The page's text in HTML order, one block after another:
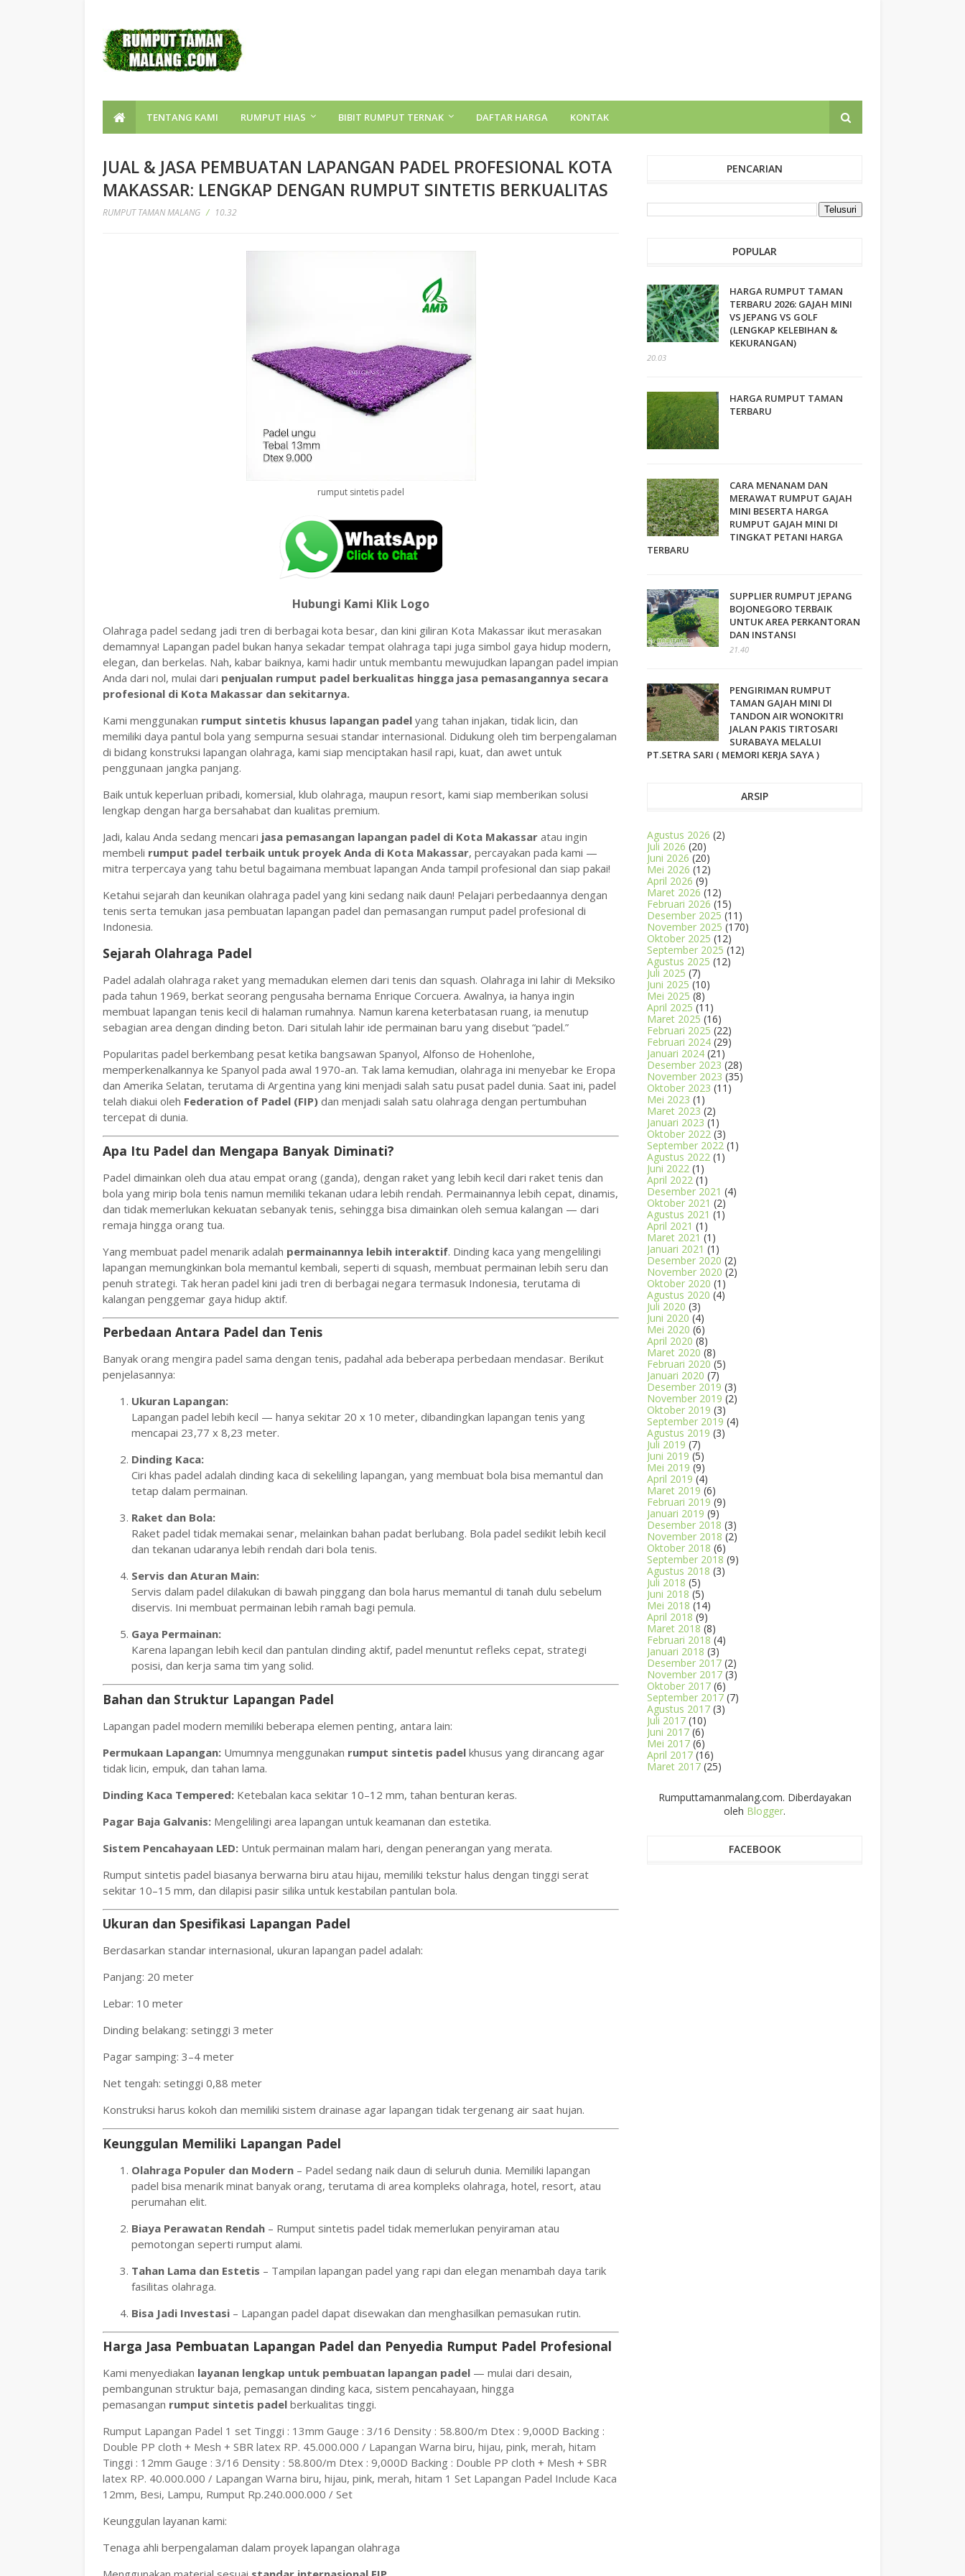
TENTANG KAMI RUMPUT HIAS BIBIT RUMPUT TERNAK DAFTAR HARGA KONTAK
JUAL & JASA PEMBUATAN LAPANGAN PADEL PROFESIONAL KOTA
MAKASSAR: LENGKAP DENGAN RUMPUT SINTETIS BERKUALITAS
RUMPUT TAMAN MALANG / 10.32
rumput sintetis padel
Hubungi Kami Klik Logo
Olahraga padel sedang jadi tren di berbagai kota besar, dan kini giliran Kota Makassar ikut merasakan
demamnya! Lapangan padel bukan hanya sekadar tempat olahraga tapi juga simbol gaya hidup modern,
elegan, dan berkelas. Nah, kabar baiknya, kami hadir untuk membantu mewujudkan lapangan padel impian
Anda dari nol, mulai dari penjualan rumput padel berkualitas hingga jasa pemasangannya secara
profesional di Kota Makassar dan sekitarnya.
Kami menggunakan rumput sintetis khusus lapangan padel yang tahan injakan, tidak licin, dan
memiliki daya pantul bola yang sempurna sesuai standar internasional. Didukung oleh tim berpengalaman
di bidang konstruksi lapangan olahraga, kami siap menciptakan hasil rapi, kuat, dan awet untuk
penggunaan jangka panjang.
Baik untuk keperluan pribadi, komersial, klub olahraga, maupun resort, kami siap memberikan solusi
lengkap dengan harga bersahabat dan kualitas premium.
Jadi, kalau Anda sedang mencari jasa pemasangan lapangan padel di Kota Makassar atau ingin
membeli rumput padel terbaik untuk proyek Anda di Kota Makassar, percayakan pada kami —
mitra terpercaya yang tahu betul bagaimana membuat lapangan Anda tampil profesional dan siap pakai!
Ketahui sejarah dan keunikan olahraga padel yang kini sedang naik daun! Pelajari perbedaannya dengan
tenis serta temukan jasa pembuatan lapangan padel dan pemasangan rumput padel profesional di
Indonesia.
Sejarah Olahraga Padel
Padel adalah olahraga raket yang memadukan elemen dari tenis dan squash. Olahraga ini lahir di Meksiko
pada tahun 1969, berkat seorang pengusaha bernama Enrique Corcuera. Awalnya, ia hanya ingin
membuat lapangan tenis kecil di halaman rumahnya. Namun karena keterbatasan ruang, ia menutup
sebagian area dengan dinding beton. Dari situlah lahir ide permainan baru yang disebut “padel.”
Popularitas padel berkembang pesat ketika bangsawan Spanyol, Alfonso de Hohenlohe,
memperkenalkannya ke Spanyol pada awal 1970-an. Tak lama kemudian, olahraga ini menyebar ke Eropa
dan Amerika Selatan, terutama di Argentina yang kini menjadi salah satu pusat padel dunia. Saat ini, padel
telah diakui oleh Federation of Padel (FIP) dan menjadi salah satu olahraga dengan pertumbuhan
tercepat di dunia.
Apa Itu Padel dan Mengapa Banyak Diminati?
Padel dimainkan oleh dua atau empat orang (ganda), dengan raket yang lebih kecil dari raket tenis dan
bola yang mirip bola tenis namun memiliki tekanan udara lebih rendah. Permainannya lebih cepat, dinamis,
dan tidak memerlukan kekuatan sebanyak tenis, sehingga bisa dimainkan oleh semua kalangan — dari
remaja hingga orang tua.
Yang membuat padel menarik adalah permainannya lebih interaktif. Dinding kaca yang mengelilingi
lapangan memungkinkan bola memantul kembali, seperti di squash, membuat permainan lebih seru dan
penuh strategi. Tak heran padel kini jadi tren di berbagai negara termasuk Indonesia, terutama di
kalangan penggemar gaya hidup aktif.
Perbedaan Antara Padel dan Tenis
Banyak orang mengira padel sama dengan tenis, padahal ada beberapa perbedaan mendasar. Berikut
penjelasannya:
Ukuran Lapangan:
Lapangan padel lebih kecil — hanya sekitar 20 x 10 meter, dibandingkan lapangan tenis yang
mencapai 23,77 x 8,23 meter.
Dinding Kaca:
Ciri khas padel adalah dinding kaca di sekeliling lapangan, yang membuat bola bisa memantul dan
tetap dalam permainan.
Raket dan Bola:
Raket padel tidak memakai senar, melainkan bahan padat berlubang. Bola padel sedikit lebih kecil
dan tekanan udaranya lebih rendah dari bola tenis.
Servis dan Aturan Main:
Servis dalam padel dilakukan di bawah pinggang dan bola harus memantul di tanah dulu sebelum
diservis. Ini membuat permainan lebih ramah bagi pemula.
Gaya Permainan:
Karena lapangan lebih kecil dan pantulan dinding aktif, padel menuntut refleks cepat, strategi
posisi, dan kerja sama tim yang solid.
Bahan dan Struktur Lapangan Padel
Lapangan padel modern memiliki beberapa elemen penting, antara lain:
Permukaan Lapangan: Umumnya menggunakan rumput sintetis padel khusus yang dirancang agar
tidak licin, empuk, dan tahan lama.
Dinding Kaca Tempered: Ketebalan kaca sekitar 10–12 mm, tahan benturan keras.
Pagar Baja Galvanis: Mengelilingi area lapangan untuk keamanan dan estetika.
Sistem Pencahayaan LED: Untuk permainan malam hari, dengan penerangan yang merata.
Rumput sintetis padel biasanya berwarna biru atau hijau, memiliki tekstur halus dengan tinggi serat
sekitar 10–15 mm, dan dilapisi pasir silika untuk kestabilan pantulan bola.
Ukuran dan Spesifikasi Lapangan Padel
Berdasarkan standar internasional, ukuran lapangan padel adalah:
Panjang: 20 meter
Lebar: 10 meter
Dinding belakang: setinggi 3 meter
Pagar samping: 3–4 meter
Net tengah: setinggi 0,88 meter
Konstruksi harus kokoh dan memiliki sistem drainase agar lapangan tidak tergenang air saat hujan.
Keunggulan Memiliki Lapangan Padel
Olahraga Populer dan Modern – Padel sedang naik daun di seluruh dunia. Memiliki lapangan
padel bisa menarik minat banyak orang, terutama di area kompleks olahraga, hotel, resort, atau
perumahan elit.
Biaya Perawatan Rendah – Rumput sintetis padel tidak memerlukan penyiraman atau
pemotongan seperti rumput alami.
Tahan Lama dan Estetis – Tampilan lapangan padel yang rapi dan elegan menambah daya tarik
fasilitas olahraga.
Bisa Jadi Investasi – Lapangan padel dapat disewakan dan menghasilkan pemasukan rutin.
Harga Jasa Pembuatan Lapangan Padel dan Penyedia Rumput Padel Profesional
Kami menyediakan layanan lengkap untuk pembuatan lapangan padel — mulai dari desain,
pembangunan struktur baja, pemasangan dinding kaca, sistem pencahayaan, hingga
pemasangan rumput sintetis padel berkualitas tinggi.
Rumput Lapangan Padel 1 set Tinggi : 13mm Gauge : 3/16 Density : 58.800/m Dtex : 9,000D Backing :
Double PP cloth + Mesh + SBR latex RP. 45.000.000 / Lapangan Warna biru, hijau, pink, merah, hitam
Tinggi : 12mm Gauge : 3/16 Density : 58.800/m Dtex : 9,000D Backing : Double PP cloth + Mesh + SBR
latex RP. 40.000.000 / Lapangan Warna biru, hijau, pink, merah, hitam 1 Set Lapangan Padel Include Kaca
12mm, Besi, Lampu, Rumput Rp.240.000.000 / Set
Keunggulan layanan kami:
Tenaga ahli berpengalaman dalam proyek lapangan olahraga
PENCARIAN
POPULAR
HARGA RUMPUT TAMAN
TERBARU 2026: GAJAH MINI
VS JEPANG VS GOLF
(LENGKAP KELEBIHAN &
KEKURANGAN)
20.03
HARGA RUMPUT TAMAN
TERBARU
CARA MENANAM DAN
MERAWAT RUMPUT GAJAH
MINI BESERTA HARGA
RUMPUT GAJAH MINI DI
TINGKAT PETANI HARGA
TERBARU
SUPPLIER RUMPUT JEPANG
BOJONEGORO TERBAIK
UNTUK AREA PERKANTORAN
DAN INSTANSI
21.40
PENGIRIMAN RUMPUT
TAMAN GAJAH MINI DI
TANDON AIR WONOKITRI
JALAN PAKIS TIRTOSARI
SURABAYA MELALUI
PT.SETRA SARI ( MEMORI KERJA SAYA )
ARSIP
Agustus 2026 (2)
Juli 2026 (20)
Juni 2026 (20)
Mei 2026 (12)
April 2026 (9)
Maret 2026 (12)
Februari 2026 (15)
Desember 2025 (11)
November 2025 (170)
Oktober 2025 (12)
September 2025 (12)
Agustus 2025 (12)
Juli 2025 (7)
Juni 2025 (10)
Mei 2025 (8)
April 2025 (11)
Maret 2025 (16)
Februari 2025 (22)
Februari 2024 (29)
Januari 2024 (21)
Desember 2023 (28)
November 2023 (35)
Oktober 2023 (11)
Mei 2023 (1)
Maret 2023 (2)
Januari 2023 (1)
Oktober 2022 (3)
September 2022 (1)
Agustus 2022 (1)
Juni 2022 (1)
April 2022 (1)
Desember 2021 (4)
Oktober 2021 (2)
Agustus 2021 (1)
April 2021 (1)
Maret 2021 (1)
Januari 2021 (1)
Desember 2020 (2)
November 2020 (2)
Oktober 2020 (1)
Agustus 2020 (4)
Juli 2020 (3)
Juni 2020 (4)
Mei 2020 (6)
April 2020 (8)
Maret 2020 (8)
Februari 2020 (5)
Januari 2020 (7)
Desember 2019 (3)
November 2019 (2)
Oktober 2019 (3)
September 2019 (4)
Agustus 2019 (3)
Juli 2019 (7)
Juni 2019 (5)
Mei 2019 (9)
April 2019 (4)
Maret 2019 (6)
Februari 2019 (9)
Januari 2019 (9)
Desember 2018 (3)
November 2018 (2)
Oktober 2018 (6)
September 2018 (9)
Agustus 2018 (3)
Juli 2018 (5)
Juni 2018 (5)
Mei 2018 (14)
April 2018 (9)
Maret 2018 (8)
Februari 2018 (4)
Januari 2018 (3)
Desember 2017 (2)
November 2017 (3)
Oktober 2017 (6)
September 2017 (7)
Agustus 2017 (3)
Juli 2017 (10)
Juni 2017 (6)
Mei 2017 (6)
April 2017 (16)
Maret 2017 (25)
Rumputtamanmalang.com. Diberdayakan
oleh Blogger.
FACEBOOK